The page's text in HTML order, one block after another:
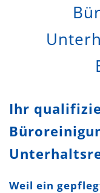
Ihr
Weil ein